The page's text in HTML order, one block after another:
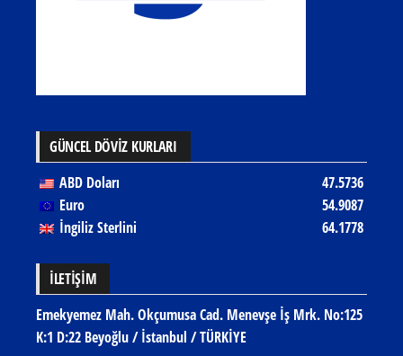
GÜNCEL DÖVİZ KURLARI
ABD Doları
47.5736
Euro
54.9087
İngiliz Sterlini
64.1778
İLETIŞIM
Emekyemez Mah. Okçumusa Cad. Menevşe İş Mrk. No:125
K:1 D:22 Beyoğlu / İstanbul / TÜRKİYE